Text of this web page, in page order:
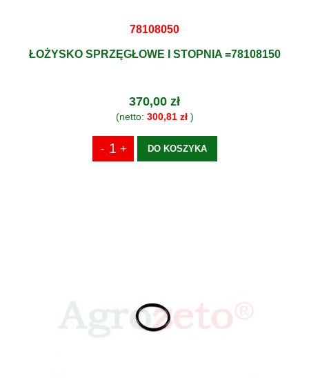
78108050
ŁOŻYSKO SPRZĘGŁOWE I STOPNIA =78108150
370,00 zł
(netto: 300,81 zł)
DO KOSZYKA